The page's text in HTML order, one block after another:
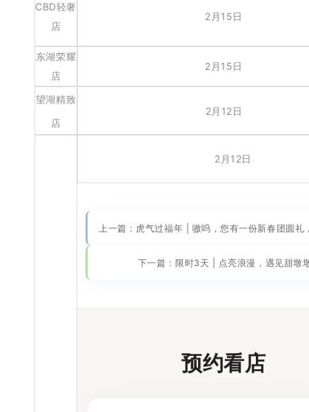
CBD轻奢
店
2月15日
东湖荣耀
店
2月15日
望湖精致
店
2月12日
2月12日
上一篇 : 虎气过福年 | 嗷呜，您有一份新春团圆礼
下一篇 : 限时3天 | 点亮浪漫，遇见甜墩
预约看店